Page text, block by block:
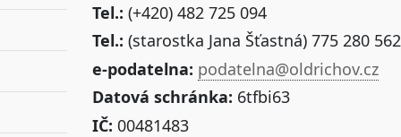
Tel.: (+420) 482 725 094
Tel.: (starostka Jana Šťastná) 775 280 562
e-podatelna: podatelna@oldrichov.cz
Datová schránka: 6tfbi63
IČ: 00481483